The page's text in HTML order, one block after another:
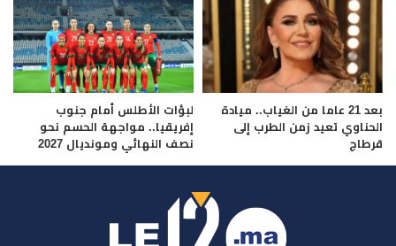
بعد 21 عاما من الغياب.. ميادة
الحناوي تعيد زمن الطرب إلى
قرطاج
لبؤات الأطلس أمام جنوب
إفريقيا.. مواجهة الحسم نحو
نصف النهائي ومونديال 2027